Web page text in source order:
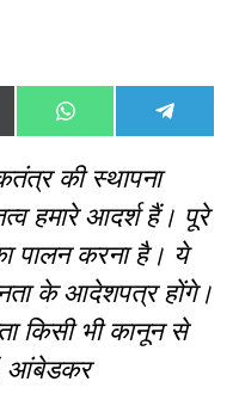
Share
on
WhatsAppShare
on
की स्थापना
हमारे आदर्श हैं। पूरे
पालन करना है। ये
के आदेशपत्र होंगे।
किसी भी कानून से
आंबेडकर